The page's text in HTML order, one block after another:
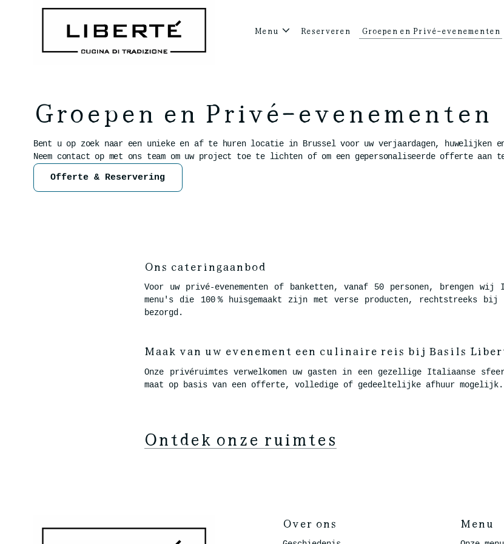
Menu Reserveren Groepen en Privé-evenementen
Groepen en Privé-evenementen
Bent u op zoek naar een unieke en af te huren locatie in Brussel voor uw verjaardagen, huwelijken
Neem contact op met ons team om uw project toe te lichten of om een gepersonaliseerde offerte aan
Offerte & Reservering
Ons cateringaanbod
Voor uw privé-evenementen of banketten, vanaf 50 personen, brengen
menu's die 100 % huisgemaakt zijn met verse producten, rechtstreeks
bezorgd.
Maak van uw evenement een culinaire reis bij Basils
Onze privéruimtes verwelkomen uw gasten in een gezellige Italiaanse
maat op basis van een offerte, volledige of gedeeltelijke afhuur mogelijk.
Ontdek onze ruimtes
Over ons Menu